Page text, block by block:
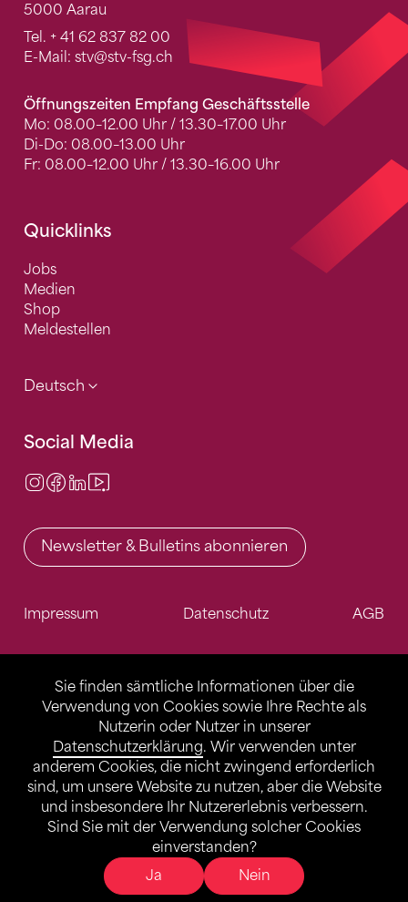
Sie finden sämtliche Informationen über die
Verwendung von Cookies sowie Ihre Rechte als
Nutzerin oder Nutzer in unserer
Datenschutzerklärung. Wir verwenden unter
anderem Cookies, die nicht zwingend erforderlich
sind, um unsere Website zu nutzen, aber die Website
und insbesondere Ihr Nutzererlebnis verbessern.
Sind Sie mit der Verwendung solcher Cookies
einverstanden?
Ja
Nein
5000 Aarau
Tel. + 41 62 837 82 00
E-Mail: stv@stv-fsg.ch
Öffnungszeiten Empfang Geschäftsstelle
Mo: 08.00–12.00 Uhr / 13.30–17.00 Uhr
Di-Do: 08.00–13.00 Uhr
Fr: 08.00–12.00 Uhr / 13.30–16.00 Uhr
Quicklinks
Jobs
Medien
Shop
Meldestellen
Deutsch
Social Media
Instagram
Facebook
LinkedIn
Newsletter & Bulletins abonnieren
Impressum Datenschutz AGB